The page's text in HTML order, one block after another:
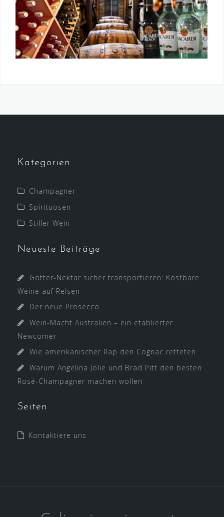
Kategorien
Champagner
Spirituosen
Stiller Wein
Neueste Beiträge
Götter-Nektar sicher transportieren: Kostbare
Weine auf Reisen
Der neue Prosecco
Wein-Macht Australien – ein etablierter
Newcomer
Wie amerikanischer Rap den Cognac retteten
Warum Angelina Jolie und Brad Pitt den besten
Rosé-Champagner machen wollen
Seiten
Kontaktiere uns